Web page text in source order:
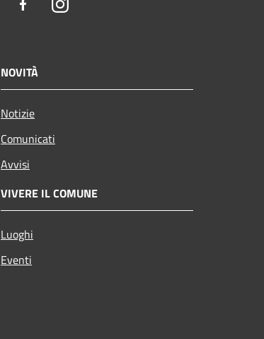
FacebookInstagram
NOVITÀ
Notizie
Comunicati
Avvisi
VIVERE IL COMUNE
Luoghi
Eventi